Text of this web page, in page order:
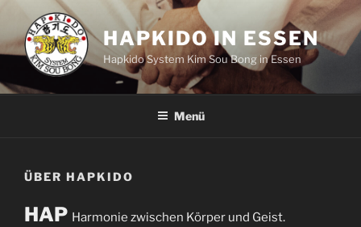
Zum
Inhalt
springen
HAPKIDO IN ESSEN
Hapkido System Kim Sou Bong in Essen
Menü
ÜBER HAPKIDO
HAP Harmonie zwischen Körper und Geist.